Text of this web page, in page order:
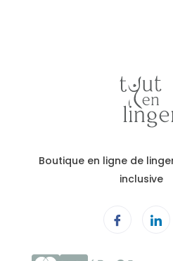
Boutique en ligne de
inclusive